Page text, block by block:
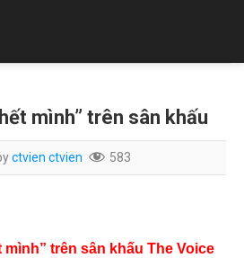
mình” trên sân khấu
ctvien ctvien 583
mình” trên sân khấu The Voice